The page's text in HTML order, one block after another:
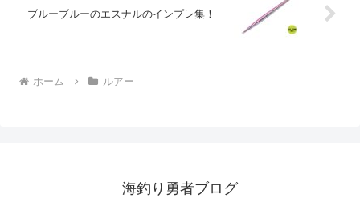
ブルーブルーのエスナルのインプレ集！
ホーム ルアー
海釣り勇者ブログ